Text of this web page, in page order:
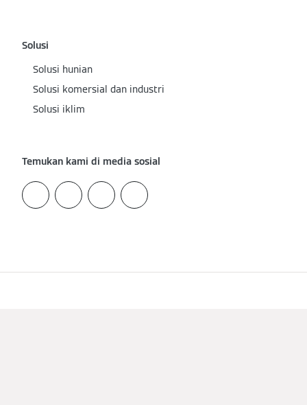
Solusi
Solusi hunian
Solusi komersial dan industri
Solusi iklim
Temukan kami di media sosial